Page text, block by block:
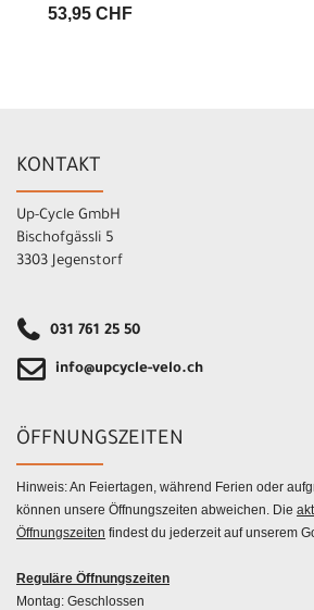
53,95 CHF
KONTAKT
Up-Cycle GmbH
Bischofgässli 5
3303 Jegenstorf
031 761 25 50
info@upcycle-velo.ch
ÖFFNUNGSZEITEN
Hinweis: An Feiertagen, während Ferien oder
können unsere Öffnungszeiten abweichen. Die
Öffnungszeiten findest du jederzeit auf unserem
Reguläre Öffnungszeiten
Montag: Geschlossen